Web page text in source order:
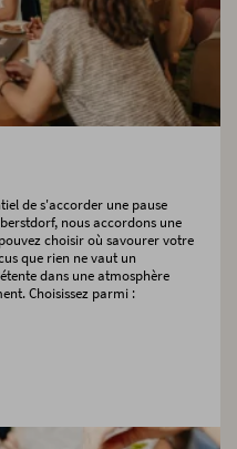
de s'accorder une pause
nous accordons une
choisir où savourer votre
que rien ne vaut un
dans une atmosphère
Choisissez parmi :